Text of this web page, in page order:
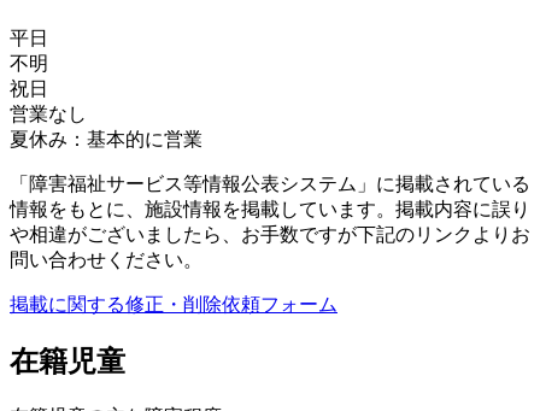
平日
不明
祝日
営業なし
夏休み：基本的に営業
「障害福祉サービス等情報公表システム」に掲載されている
情報をもとに、施設情報を掲載しています。掲載内容に誤り
や相違がございましたら、お手数ですが下記のリンクよりお
問い合わせください。
掲載に関する修正・削除依頼フォーム
在籍児童